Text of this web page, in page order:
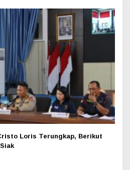
Loris Terungkap, Berikut